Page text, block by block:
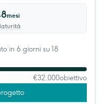
mesi
in 6 giorni su 18
€32,000obiettivo